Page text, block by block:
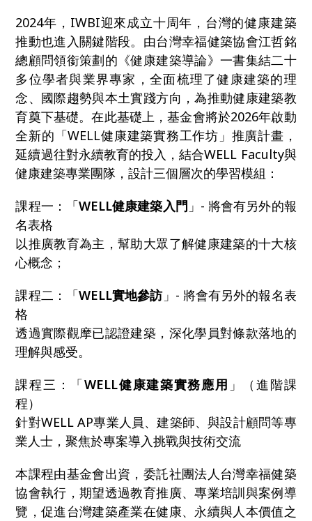
2024年，IWBI迎來成立十周年，台灣的健康建築
推動也進入關鍵階段。由台灣幸福健築協會江哲銘
總顧問領銜策劃的《健康建築導論》一書集結二十
多位學者與業界專家，全面梳理了健康建築的理
念、國際趨勢與本土實踐方向，為推動健康建築教
育奠下基礎。在此基礎上，基金會將於2026年啟動
全新的「WELL健康建築實務工作坊」推廣計畫，
延續過往對永續教育的投入，結合WELL Faculty與
健康建築專業團隊，設計三個層次的學習模組：
課程一：「WELL健康建築入門 」- 將會有另外的報
名表格
以推廣教育為主，幫助大眾了解健康建築的十大核
心概念；
課程二：「WELL實地參訪」- 將會有另外的報名表
格
透過實際觀摩已認證建築，深化學員對條款落地的
理解與感受。
課程三：「WELL健康建築實務應用 」（進階課
程）
針對WELL AP專業人員、建築師、與設計顧問等專
業人士，聚焦於專案導入挑戰與技術交流
本課程由基金會出資，委託社團法人台灣幸福健築
協會執行，期望透過教育推廣、專業培訓與案例導
覽，促進台灣建築產業在健康、永續與人本價值之